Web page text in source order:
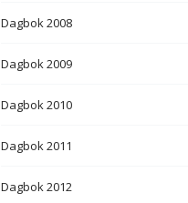
Dagbok 2008
Dagbok 2009
Dagbok 2010
Dagbok 2011
Dagbok 2012